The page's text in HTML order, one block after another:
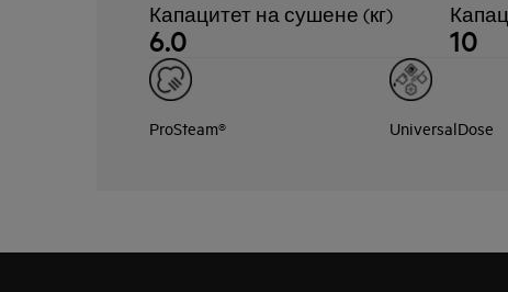
Капацитет на сушене (кг)
6.0 10
ProSteam® UniversalDose